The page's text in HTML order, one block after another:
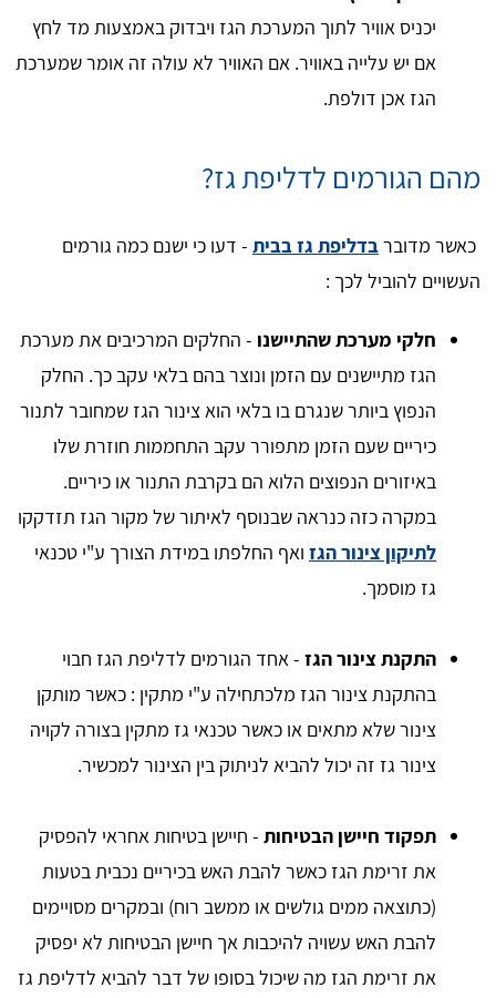
יכניס אוויר לתוך המערכת הגז ויבדוק באמצעות מד לחץ
אם יש עלייה באוויר. אם האוויר לא עולה זה אומר שמערכת
הגז אכן דולפת.
מהם הגורמים לדליפת גז?
כאשר מדוברבדליפת גז בבית - דעו כי ישנם כמה גורמים
העשויים להוביל לכך :
חלקי מערכת שהתיישנו - החלקים המרכיבים את מערכת
הגז מתיישנים עם הזמן ונוצר בהם בלאי עקב כך. החלק
הנפוץ ביותר שנגרם בו בלאי הוא צינור הגז שמחובר לתנור
כיריים שעם הזמן מתפורר עקב התחממות חוזרת שלו
באיזורים הנפוצים הלוא הם בקרבת התנור או כיריים.
במקרה כזה כנראה שבנוסף לאיתור של מקור הגז תזדקקו
לתיקון צינור הגז ואף החלפתו במידת הצורך ע"י טכנאי
גז מוסמך.
התקנת צינור הגז - אחד הגורמים לדליפת הגז חבוי
בהתקנת צינור הגז מלכתחילה ע"י מתקין : כאשר מותקן
צינור שלא מתאים או כאשר טכנאי גז מתקין בצורה לקויה
צינור גז זה יכול להביא לניתוק בין הצינור למכשיר.
תפקוד חיישן הבטיחות - חיישן בטיחות אחראי להפסיק
את זרימת הגז כאשר להבת האש בכיריים נכבית בטעות
(כתוצאה ממים גולשים או ממשב רוח) ובמקרים מסויימים
להבת האש עשויה להיכבות אך חיישן הבטיחות לא יפסיק
את זרימת הגז מה שיכול בסופו של דבר להביא לדליפת גז